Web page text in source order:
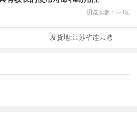
浏览次数： 223次
发货地:江苏省连云港